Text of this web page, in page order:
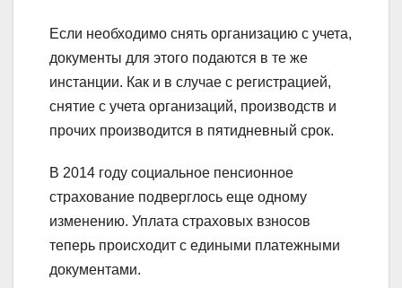
Если необходимо снять организацию с учета,
документы для этого подаются в те же
инстанции. Как и в случае с регистрацией,
снятие с учета организаций, производств и
прочих производится в пятидневный срок.
В 2014 году социальное пенсионное
страхование подверглось еще одному
изменению. Уплата страховых взносов
теперь происходит с едиными платежными
документами.